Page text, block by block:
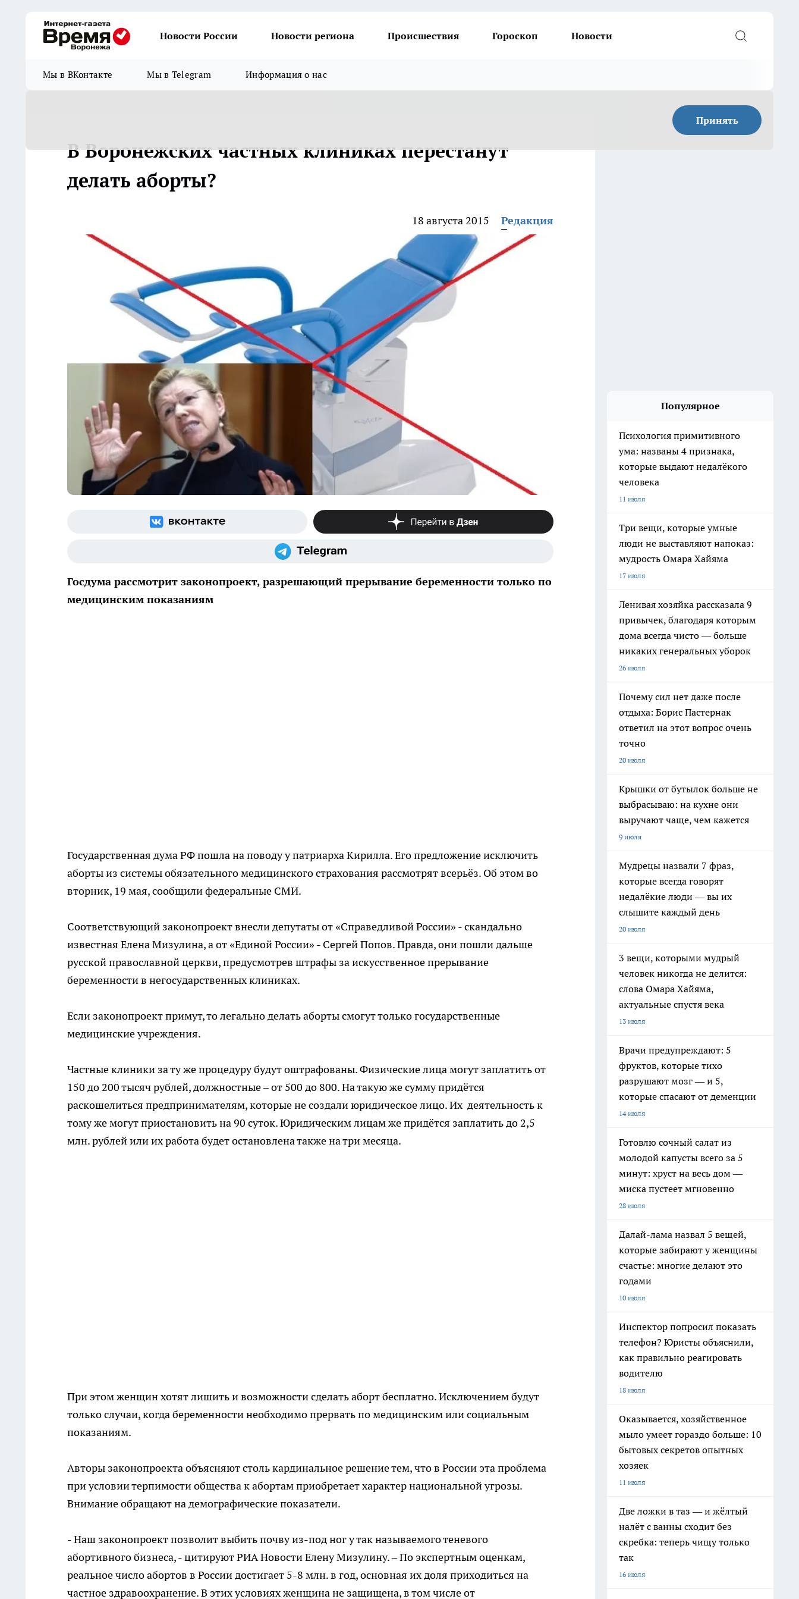
Новости России Новости региона Происшествия Гороскоп Новости
Мы в ВКонтакте Мы в Telegram Информация о нас
Принять
В Воронежских частных клиниках перестанут
делать аборты?
18 августа 2015 Редакция
Госдума рассмотрит законопроект, разрешающий прерывание беременности только по
медицинским показаниям
Государственная дума РФ пошла на поводу у патриарха Кирилла. Его предложение исключить
аборты из системы обязательного медицинского страхования рассмотрят всерьёз. Об этом во
вторник, 19 мая, сообщили федеральные СМИ.
Соответствующий законопроект внесли депутаты от «Справедливой России» - скандально
известная Елена Мизулина, а от «Единой России» - Сергей Попов. Правда, они пошли дальше
русской православной церкви, предусмотрев штрафы за искусственное прерывание
беременности в негосударственных клиниках.
Если законопроект примут, то легально делать аборты смогут только государственные
медицинские учреждения.
Частные клиники за ту же процедуру будут оштрафованы. Физические лица могут заплатить от
150 до 200 тысяч рублей, должностные – от 500 до 800. На такую же сумму придётся
раскошелиться предпринимателям, которые не создали юридическое лицо. Их деятельность к
тому же могут приостановить на 90 суток. Юридическим лицам же придётся заплатить до 2,5
млн. рублей или их работа будет остановлена также на три месяца.
При этом женщин хотят лишить и возможности сделать аборт бесплатно. Исключением будут
только случаи, когда беременности необходимо прервать по медицинским или социальным
показаниям.
Авторы законопроекта объясняют столь кардинальное решение тем, что в России эта проблема
при условии терпимости общества к абортам приобретает характер национальной угрозы.
Внимание обращают на демографические показатели.
- Наш законопроект позволит выбить почву из-под ног у так называемого теневого
абортивного бизнеса, - цитируют РИА Новости Елену Мизулину. – По экспертным оценкам,
реальное число абортов в России достигает 5-8 млн. в год, основная их доля приходиться на
частное здравоохранение. В этих условиях женщина не защищена, в том числе от
Популярное
Психология примитивного
ума: названы 4 признака,
которые выдают недалёкого
человека
11 июля
Три вещи, которые умные
люди не выставляют напоказ:
мудрость Омара Хайяма
17 июля
Ленивая хозяйка рассказала 9
привычек, благодаря которым
дома всегда чисто — больше
никаких генеральных уборок
26 июля
Почему сил нет даже после
отдыха: Борис Пастернак
ответил на этот вопрос очень
точно
20 июля
Крышки от бутылок больше не
выбрасываю: на кухне они
выручают чаще, чем кажется
9 июля
Мудрецы назвали 7 фраз,
которые всегда говорят
недалёкие люди — вы их
слышите каждый день
20 июля
3 вещи, которыми мудрый
человек никогда не делится:
слова Омара Хайяма,
актуальные спустя века
13 июля
Врачи предупреждают: 5
фруктов, которые тихо
разрушают мозг — и 5,
которые спасают от деменции
14 июля
Готовлю сочный салат из
молодой капусты всего за 5
минут: хруст на весь дом —
миска пустеет мгновенно
28 июля
Далай-лама назвал 5 вещей,
которые забирают у женщины
счастье: многие делают это
годами
10 июля
Инспектор попросил показать
телефон? Юристы объяснили,
как правильно реагировать
водителю
18 июля
Оказывается, хозяйственное
мыло умеет гораздо больше: 10
бытовых секретов опытных
хозяек
11 июля
Две ложки в таз — и жёлтый
налёт с ванны сходит без
скребка: теперь чищу только
так
16 июля